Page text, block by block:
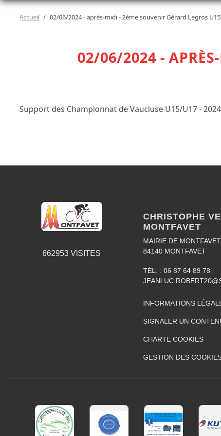
Accueil 02/06/2024 - après-midi - 2éme souvenir Gérard Legros
02/06/2024 -
Support des Championnat de Vaucluse U15/U17 - 2024
662953 VISITES
CHRISTOPHE
MONTFAVET
MAIRIE DE
84140 MONTFAVET
TÉL. : 06 87 64 89 78
INFORMATIONS
SIGNALER UN
CHARTE COOKIES
GESTION DES